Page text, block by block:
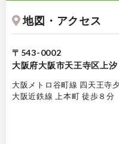
地図・アクセス
〒543-0002
大阪府大阪市天王寺区上
大阪メトロ谷町線 四天王寺
大阪近鉄線 上本町 徒歩８分